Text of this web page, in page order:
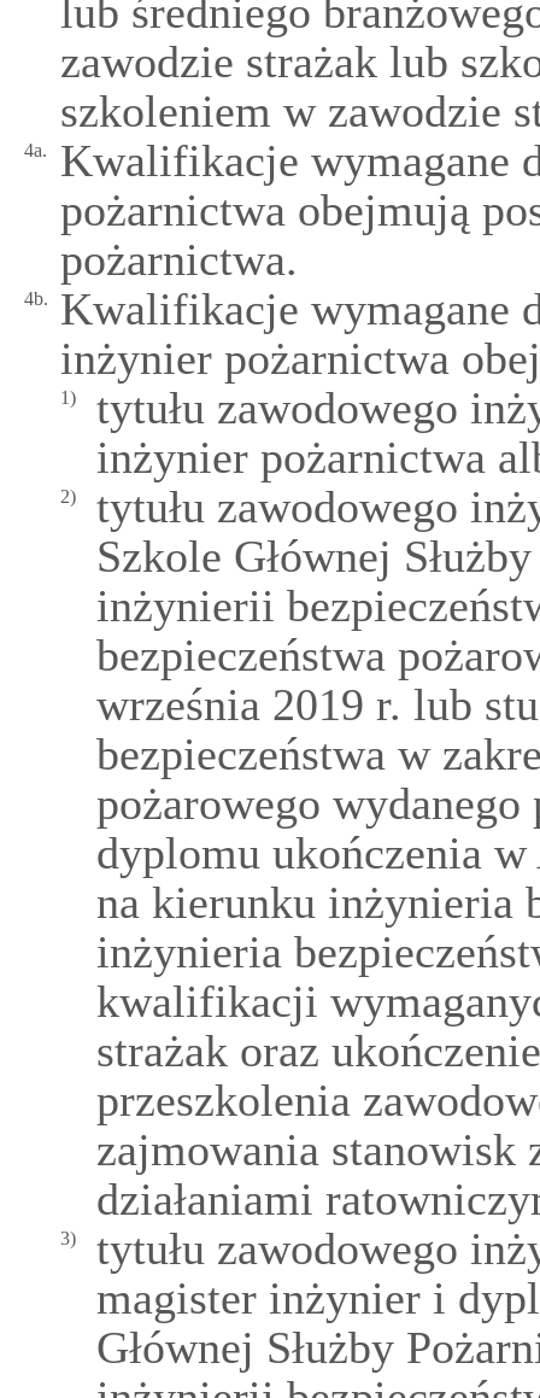
lub średniego
zawodzie strażak lub
szkoleniem w zawodzie
4a.
Kwalifikacje wymagane
pożarnictwa obejmują
pożarnictwa.
4b.
Kwalifikacje wymagane
inżynier pożarnictwa
1)
tytułu zawodowego
inżynier pożarnictwa
2)
tytułu zawodowego
Szkole Głównej
inżynierii
bezpieczeństwa
września 2019 r. lub
bezpieczeństwa w
pożarowego
dyplomu ukończenia
na kierunku inżynieria
inżynieria
kwalifikacji
strażak oraz
przeszkolenia
zajmowania stanowisk
działaniami
3)
tytułu zawodowego
magister inżynier i
Głównej Służby